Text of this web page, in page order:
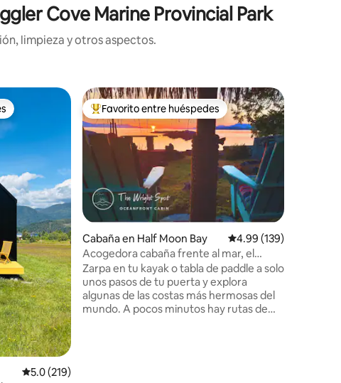
Cove Marine Provincial Park
limpieza y otros aspectos.
Calificación promedio: 5.0 de 5, 219 reseñas
5.0 (219)
Favorito entre huéspedes preferido
Favorito entre huéspedes
Cabaña en Half Moon Bay Calificación promedio:
4.99 (139)
Acogedora cabaña frente al mar, el
«Wright Spot»
Zarpa en tu kayak o tabla de paddle a solo
unos pasos de tu puerta y explora
algunas de las costas más hermosas del
mundo. A pocos minutos hay rutas de